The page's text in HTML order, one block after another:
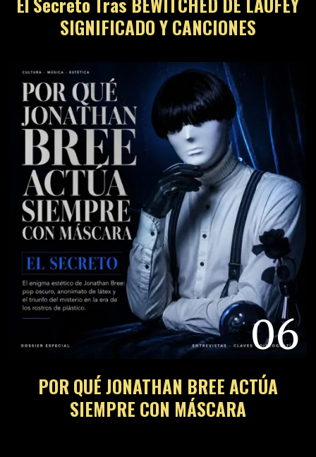
SIGNIFICADO Y CANCIONES
06
POR QUÉ JONATHAN BREE ACTÚA
SIEMPRE CON MÁSCARA